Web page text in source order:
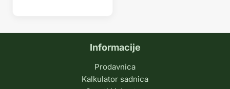
Informacije
Prodavnica
Kalkulator sadnica